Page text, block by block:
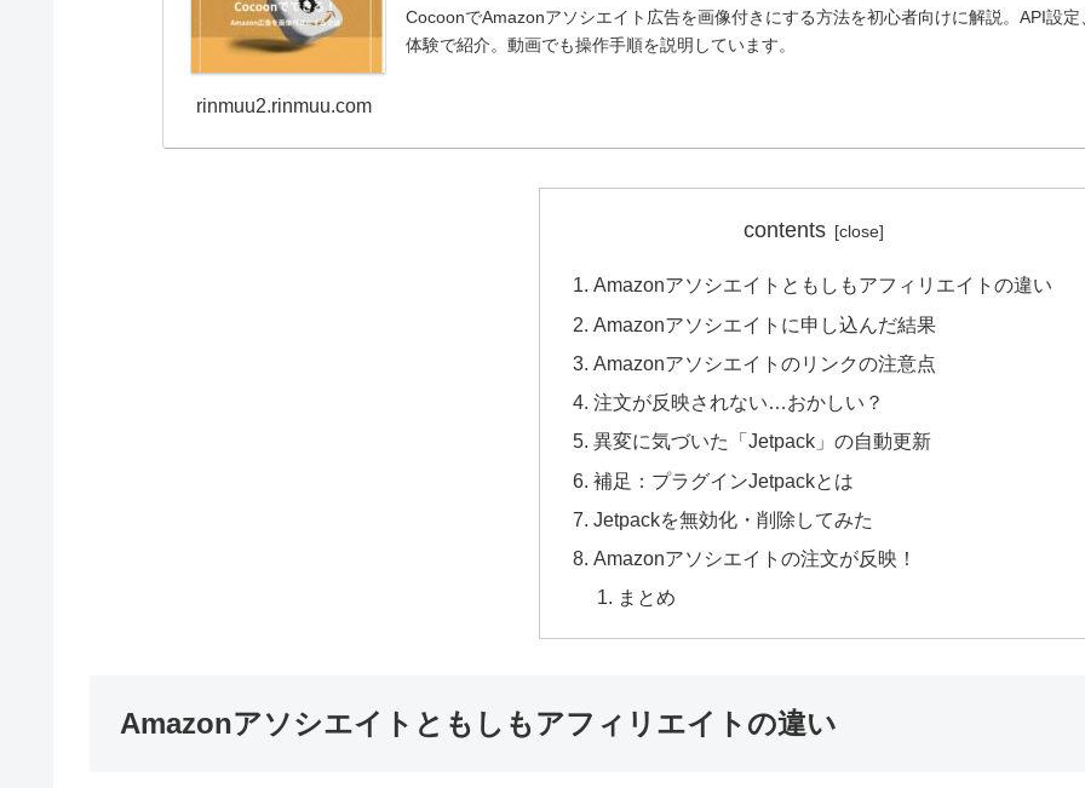
CocoonでAmazonアソシエイト広告を画像付きにする方法を初心者向けに解説。API設
体験で紹介。動画でも操作手順を説明しています。
rinmuu2.rinmuu.com
contents
Amazonアソシエイトともしもアフィリエイトの違い
Amazonアソシエイトに申し込んだ結果
Amazonアソシエイトのリンクの注意点
注文が反映されない…おかしい？
異変に気づいた「Jetpack」の自動更新
補足：プラグインJetpackとは
Jetpackを無効化・削除してみた
Amazonアソシエイトの注文が反映！
まとめ
Amazonアソシエイトともしもアフィリエイトの違い